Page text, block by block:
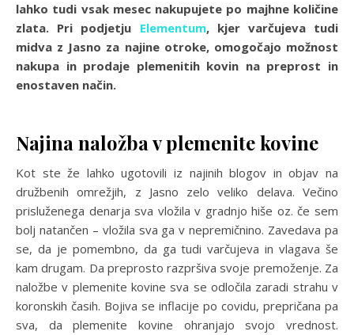
lahko tudi vsak mesec nakupujete po majhne količine
zlata. Pri podjetju Elementum, kjer varčujeva tudi
midva z Jasno za najine otroke, omogočajo možnost
nakupa in prodaje plemenitih kovin na preprost in
enostaven način.
Najina naložba v plemenite kovine
Kot ste že lahko ugotovili iz najinih blogov in objav na
družbenih omrežjih, z Jasno zelo veliko delava. Večino
prisluženega denarja sva vložila v gradnjo hiše oz. če sem
bolj natančen – vložila sva ga v nepremičnino. Zavedava pa
se, da je pomembno, da ga tudi varčujeva in vlagava še
kam drugam. Da preprosto razpršiva svoje premoženje. Za
naložbe v plemenite kovine sva se odločila zaradi strahu v
koronskih časih. Bojiva se inflacije po covidu, prepričana pa
sva, da plemenite kovine ohranjajo svojo vrednost.